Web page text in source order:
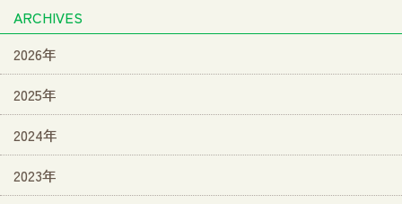
ARCHIVES
2026年
2025年
2024年
2023年